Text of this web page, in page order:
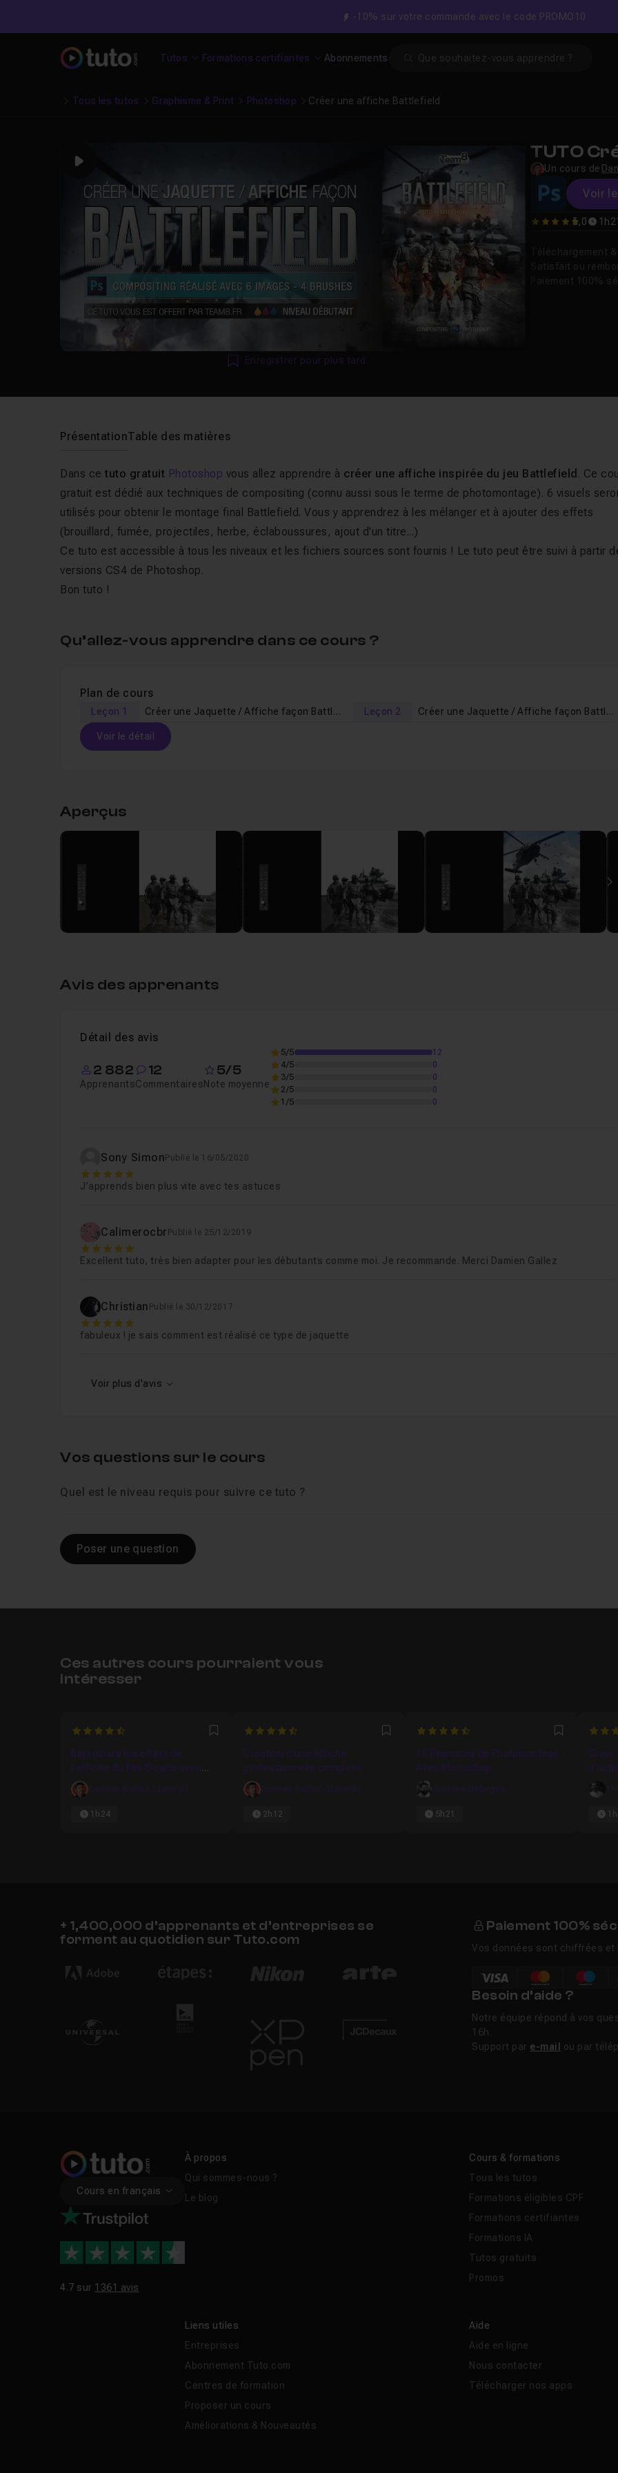
-10% sur votre commande avec le code PROMO10
Tutos Formations certifiantes Abonnements
Tous les tutos Graphisme & Print Photoshop Créer une affiche Battlefield
Play
Enregistrer pour plus tard
TUTO
Un cours de
Voir
5 5,0
PrésentationTable des matières
Dans cetuto gratuit Photoshop vous allez apprendre à créer une affiche inspirée du jeu Battlefield . Ce
gratuit est dédié aux techniques de compositing (connu aussi sous le terme de photomontage). 6 visuels
utilisés pour obtenir le montage final Battlefield. Vous y apprendrez à les mélanger et à ajouter des effets
(brouillard, fumée, projectiles, herbe, éclaboussures, ajout d'un titre...)
Ce tuto est accessible à tous les niveaux et les fichiers sources sont fournis ! Le tuto peut être suivi à partir
versions CS4 de Photoshop.
Bon tuto !
Qu’allez-vous apprendre dans ce cours ?
Plan de cours
Leçon 1 Créer une Jaquette / Affiche façon Battlefield partie 1 Leçon 2 Créer une Jaquette / Affiche façon Battlefield partie 2
Voir le détail
Créer une Jaquette / Affiche façon Battlefield partie 2
Aperçus
Avis des apprenants
Détail des avis
2 882
Apprenants
12
Commentaires
5/5
Note moyenne
5/5
12
4/5
0
3/5
0
2/5
0
1/5
0
Sony Simon Publié le 16/05/2020
5
J’apprends bien plus vite avec tes astuces
Calimerocbr Publié le 25/12/2019
5
Excellent tuto, très bien adapter pour les débutants comme moi. Je recommande. Merci Damien Gallez
Christian Publié le 30/12/2017
5
fabuleux ! je sais comment est réalisé ce type de jaquette
Voir plus d'avis
Vos questions sur le cours
Quel est le niveau requis pour suivre ce tuto ?
Poser une question
Ces autres cours pourraient vous
intéresser
4.7692307692308 Favori
Reproduire les effets de
l'affiche du film Sicario avec
Photoshop
Damien Gallez (damné)
1h24
4.4444444444444 Favori
Création d'une affiche
professionnelle complexe
Damien Gallez (damné)
2h12
4.6666666666667 Favori
15 Exercices de Photomontage -
Avec Photoshop
Antoine Defarges
5h21
5
Créer
+ 1,400,000 d’apprenants et d’entreprises se
forment au quotidien sur Tuto.com
Paiement 100%
Vos données sont chiffrées
Besoin d’aide ?
Notre équipe répond à vos
16h.
Support par e-mail ou par
Cours en français
4.7 sur 1361 avis
À propos
Qui sommes-nous ?
Le blog
Cours & formations
Tous les tutos
Formations éligibles CPF
Formations certifiantes
Formations IA
Tutos gratuits
Promos
Liens utiles
Entreprises
Abonnement Tuto.com
Centres de formation
Proposer un cours
Améliorations & Nouveautés
Aide
Aide en ligne
Nous contacter
Télécharger nos apps